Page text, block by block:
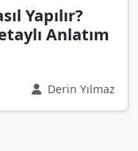
Yapılır?
Anlatım
Derin Yılmaz